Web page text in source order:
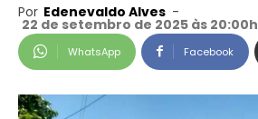
Por Edenevaldo Alves -
22 de setembro de 2025 às 20:00h
WhatsApp Facebook